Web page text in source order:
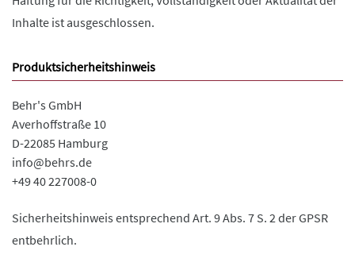
Inhalte ist ausgeschlossen.
Produktsicherheitshinweis
Behr's GmbH
Averhoffstraße 10
D-22085 Hamburg
info@behrs.de
+49 40 227008-0
Sicherheitshinweis entsprechend Art. 9 Abs. 7 S. 2 der GPSR
entbehrlich.